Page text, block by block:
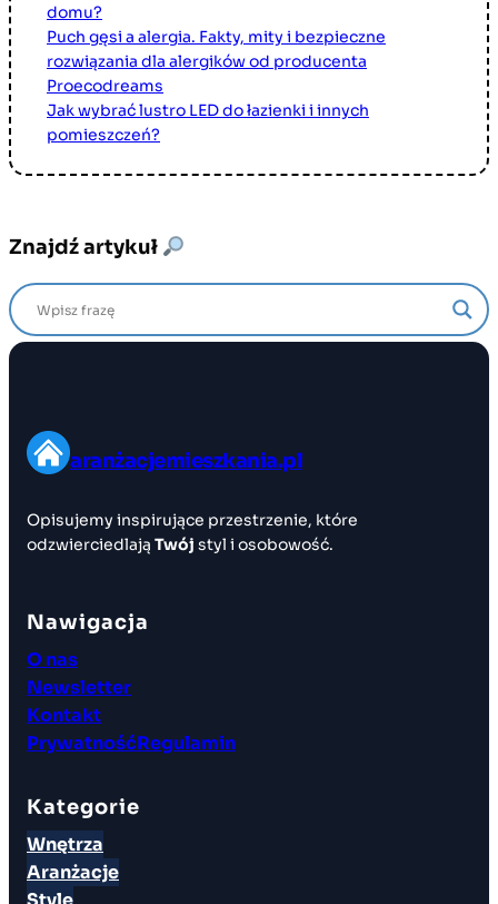
domu?
Puch gęsi a alergia. Fakty, mity i bezpieczne
rozwiązania dla alergików od producenta
Proecodreams
Jak wybrać lustro LED do łazienki i innych
pomieszczeń?
Znajdź artykuł
aranżacjemieszkania.pl
Opisujemy inspirujące przestrzenie, które
odzwierciedlają Twój styl i osobowość.
Nawigacja
O nas
Newsletter
Kontakt
PrywatnośćRegulamin
Kategorie
Wnętrza
Aranżacje